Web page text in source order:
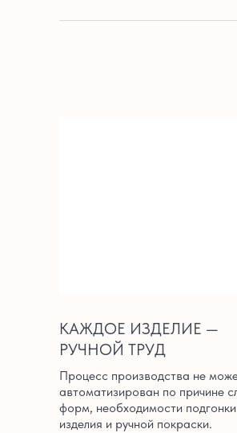
Процесс производства не
автоматизирован по причине
форм, необходимости
изделия и ручной покраски.
КАЖДОЕ ИЗДЕЛИЕ —
РУЧНОЙ ТРУД